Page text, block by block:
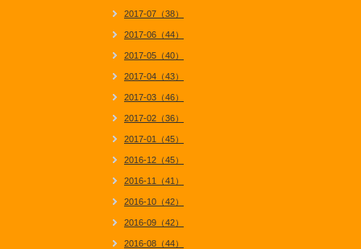
2017-07（38）
2017-06（44）
2017-05（40）
2017-04（43）
2017-03（46）
2017-02（36）
2017-01（45）
2016-12（45）
2016-11（41）
2016-10（42）
2016-09（42）
2016-08（44）